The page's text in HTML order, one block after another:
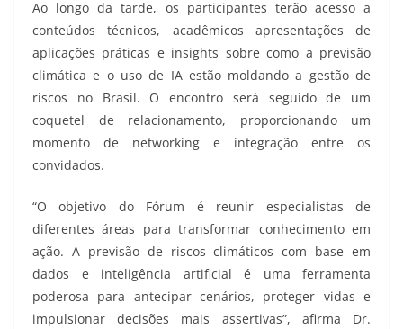
Ao longo da tarde, os participantes terão acesso a
conteúdos técnicos, acadêmicos apresentações de
aplicações práticas e insights sobre como a previsão
climática e o uso de IA estão moldando a gestão de
riscos no Brasil. O encontro será seguido de um
coquetel de relacionamento, proporcionando um
momento de networking e integração entre os
convidados.
“O objetivo do Fórum é reunir especialistas de
diferentes áreas para transformar conhecimento em
ação. A previsão de riscos climáticos com base em
dados e inteligência artificial é uma ferramenta
poderosa para antecipar cenários, proteger vidas e
impulsionar decisões mais assertivas”, afirma Dr.